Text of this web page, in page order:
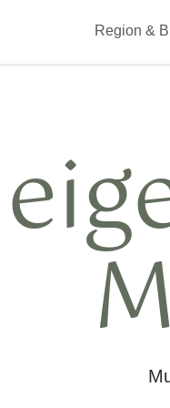
Region &